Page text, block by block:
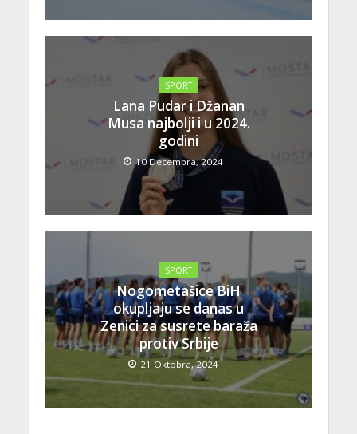
SPORT
Lana Pudar i Džanan
Musa najbolji i u 2024.
godini
10 Decembra, 2024
SPORT
Nogometašice BiH
okupljaju se danas u
Zenici za susrete baraža
protiv Srbije
21 Oktobra, 2024